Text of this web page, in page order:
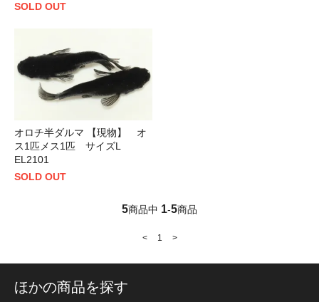
SOLD OUT
オロチ半ダルマ 【現物】 オ
ス1匹メス1匹 サイズL
EL2101
SOLD OUT
5商品中 1-5商品
< 1 >
ほかの商品を探す